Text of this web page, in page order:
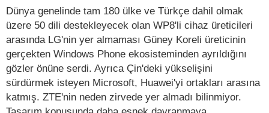
Dünya genelinde tam 180 ülke ve Türkçe dahil olmak
üzere 50 dili destekleyecek olan WP8'li cihaz üreticileri
arasında LG'nin yer almaması Güney Koreli üreticinin
gerçekten Windows Phone ekosisteminden ayrıldığını
gözler önüne serdi. Ayrıca Çin'deki yükselişini
sürdürmek isteyen Microsoft, Huawei'yi ortakları arasına
katmış. ZTE'nin neden zirvede yer almadı bilinmiyor.